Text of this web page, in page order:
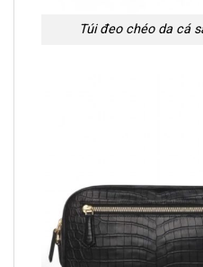
Túi đeo chéo da cá